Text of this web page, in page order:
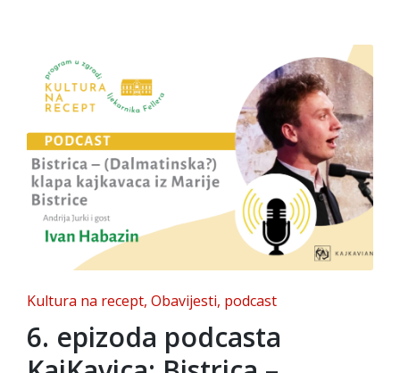
Posted
in
Kultura na recept Obavijesti podcast
6. epizoda podcasta